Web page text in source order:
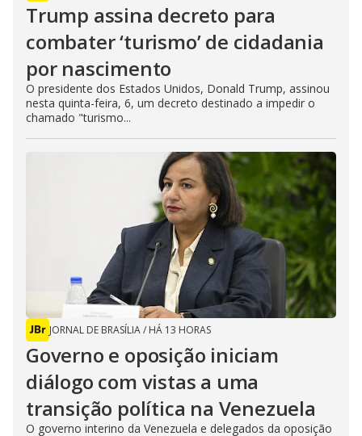
Trump assina decreto para
combater ‘turismo’ de cidadania
por nascimento
O presidente dos Estados Unidos, Donald Trump, assinou
nesta quinta-feira, 6, um decreto destinado a impedir o
chamado "turismo...
JORNAL DE BRASÍLIA/ HÁ 13 HORAS
Governo e oposição iniciam
diálogo com vistas a uma
transição política na Venezuela
O governo interino da Venezuela e delegados da oposição